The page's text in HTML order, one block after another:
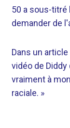
50 a sous-titré
demander de
Dans un
vidéo de
vraiment à
raciale. »